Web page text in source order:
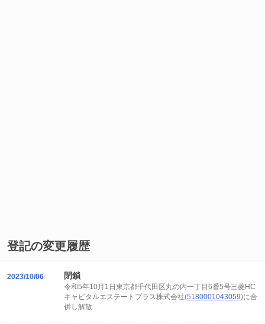
登記の変更履歴
2023/10/06 閉鎖
令和5年10月1日東京都千代田区丸の内一丁目6番5号三菱HC
キャピタルエステートプラス株式会社(5180001043059)に合
併し解散